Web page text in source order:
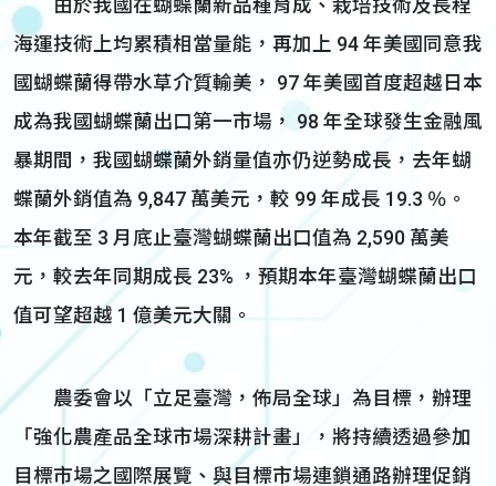
由於我國在蝴蝶蘭新品種育成、栽培技術及長程
海運技術上均累積相當量能，再加上 94 年美國同意我
國蝴蝶蘭得帶水草介質輸美， 97 年美國首度超越日本
成為我國蝴蝶蘭出口第一市場， 98 年全球發生金融風
暴期間，我國蝴蝶蘭外銷量值亦仍逆勢成長，去年蝴
蝶蘭外銷值為 9,847 萬美元，較 99 年成長 19.3 ％。
本年截至 3 月底止臺灣蝴蝶蘭出口值為 2,590 萬美
元，較去年同期成長 23% ，預期本年臺灣蝴蝶蘭出口
值可望超越 1 億美元大關。
農委會以「立足臺灣，佈局全球」為目標，辦理
「強化農產品全球市場深耕計畫」，將持續透過參加
目標市場之國際展覽、與目標市場連鎖通路辦理促銷